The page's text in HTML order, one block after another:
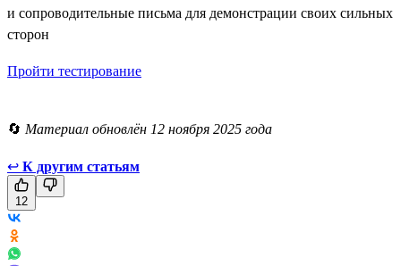
и сопроводительные письма для демонстрации своих сильных
сторон
Пройти тестирование
🔄 Материал обновлён 12 ноября 2025 года
↩ К другим статьям
12